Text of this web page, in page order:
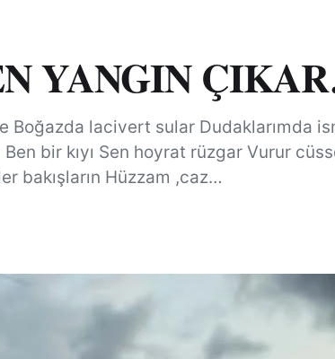
YANGIN
Boğazda lacivert sular Dudaklarımda
Ben bir kıyı Sen hoyrat rüzgar Vurur
bakışların Hüzzam ,caz…